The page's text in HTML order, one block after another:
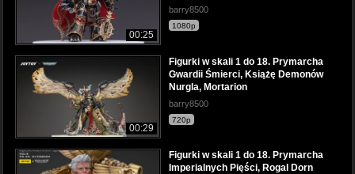
00:25
barry8500
1080p
00:29
Figurki w skali 1 do 18. Prymarcha
Gwardii Śmierci, Książę Demonów
Nurgla, Mortarion
barry8500
720p
Figurki w skali 1 do 18. Prymarcha
Imperialnych Pięści, Rogal Dorn